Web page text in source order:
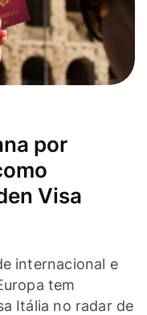
por
Visa
internacional e
tem
Itália no radar de